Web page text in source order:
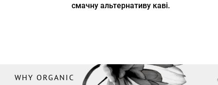
смачну альтернативу каві.
WHY ORGANIC